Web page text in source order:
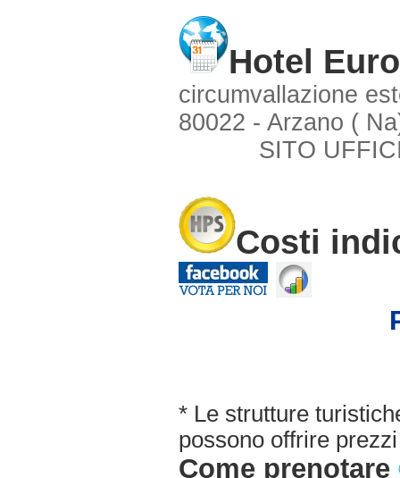
Hotel
circumvallazione
80022 - Arzano (
SITO
Costi
* Le strutture
possono offrire
Come prenotare